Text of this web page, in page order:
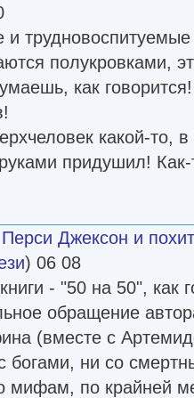
трудновоспитуемые
полукровками,
как
какой-
придушил!
Перси Джексон и
) 06 08
- "50 на 50", как
обращение
(вместе с
богами, ни со
мифам, по крайней